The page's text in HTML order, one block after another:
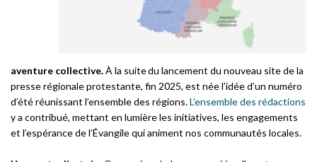
aventure collective.À la suite du lancement du nouveau site de la
presse régionale protestante, fin 2025, est née l’idée d’un numéro
d’été réunissant l’ensemble des régions.L’ensemble des rédactions
y a contribué, mettant en lumière les initiatives, les engagements
et l’espérance de l’Évangile qui animent nos communautés locales.